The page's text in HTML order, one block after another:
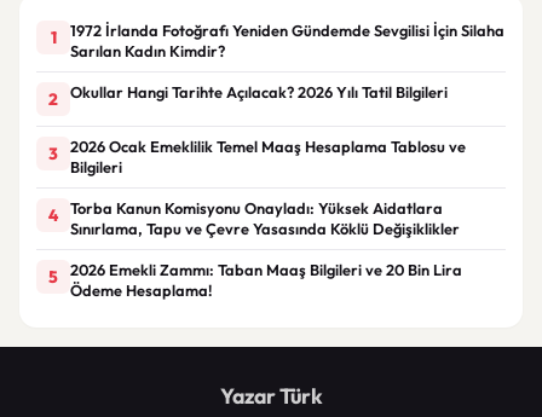
1
1972 İrlanda Fotoğrafı Yeniden Gündemde Sevgilisi İçin Silaha
Sarılan Kadın Kimdir?
2 Okullar Hangi Tarihte Açılacak? 2026 Yılı Tatil Bilgileri
3
2026 Ocak Emeklilik Temel Maaş Hesaplama Tablosu ve
Bilgileri
4
Torba Kanun Komisyonu Onayladı: Yüksek Aidatlara
Sınırlama, Tapu ve Çevre Yasasında Köklü Değişiklikler
5
2026 Emekli Zammı: Taban Maaş Bilgileri ve 20 Bin Lira
Ödeme Hesaplama!
Yazar Türk